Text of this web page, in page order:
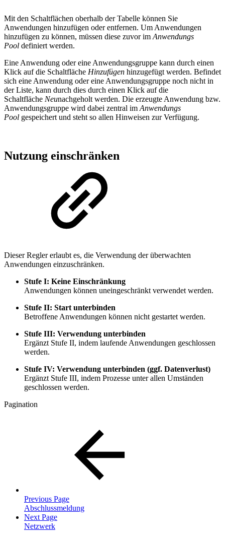
Mit den Schaltflächen oberhalb der Tabelle können Sie
Anwendungen hinzufügen oder entfernen. Um Anwendungen
hinzufügen zu können, müssen diese zuvor im Anwendungs
Pool definiert werden.
Eine Anwendung oder eine Anwendungsgruppe kann durch einen
Klick auf die Schaltfläche Hinzufügen hinzugefügt werden. Befindet
sich eine Anwendung oder eine Anwendungsgruppe noch nicht in
der Liste, kann durch dies durch einen Klick auf die
Schaltfläche Neunachgeholt werden. Die erzeugte Anwendung bzw.
Anwendungsgruppe wird dabei zentral im Anwendungs
Pool gespeichert und steht so allen Hinweisen zur Verfügung.
Nutzung einschränken
Dieser Regler erlaubt es, die Verwendung der überwachten
Anwendungen einzuschränken.
Stufe I: Keine Einschränkung
Anwendungen können uneingeschränkt verwendet werden.
Stufe II: Start unterbinden
Betroffene Anwendungen können nicht gestartet werden.
Stufe III: Verwendung unterbinden
Ergänzt Stufe II, indem laufende Anwendungen geschlossen
werden.
Stufe IV: Verwendung unterbinden (ggf. Datenverlust)
Ergänzt Stufe III, indem Prozesse unter allen Umständen
geschlossen werden.
Pagination
Previous Page
Abschlussmeldung
Next Page
Netzwerk